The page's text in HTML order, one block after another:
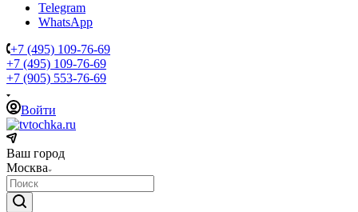
Telegram
WhatsApp
+7 (495) 109-76-69
+7 (495) 109-76-69
+7 (905) 553-76-69
Войти
Ваш город
Москва